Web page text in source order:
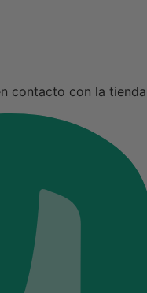
contacto con la